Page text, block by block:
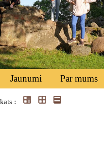
Jaunumi Par mums
: